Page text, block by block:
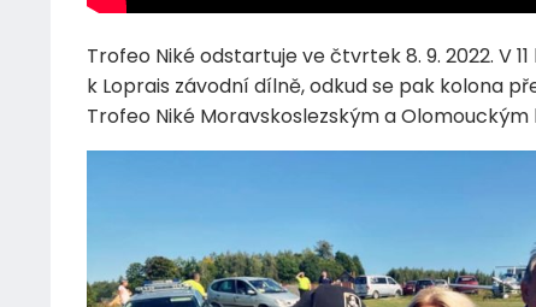
Trofeo Niké odstartuje ve čtvrtek 8. 9. 2022. V
k Loprais závodní dílně, odkud se pak kolona
Trofeo Niké Moravskoslezským a Olomouckým